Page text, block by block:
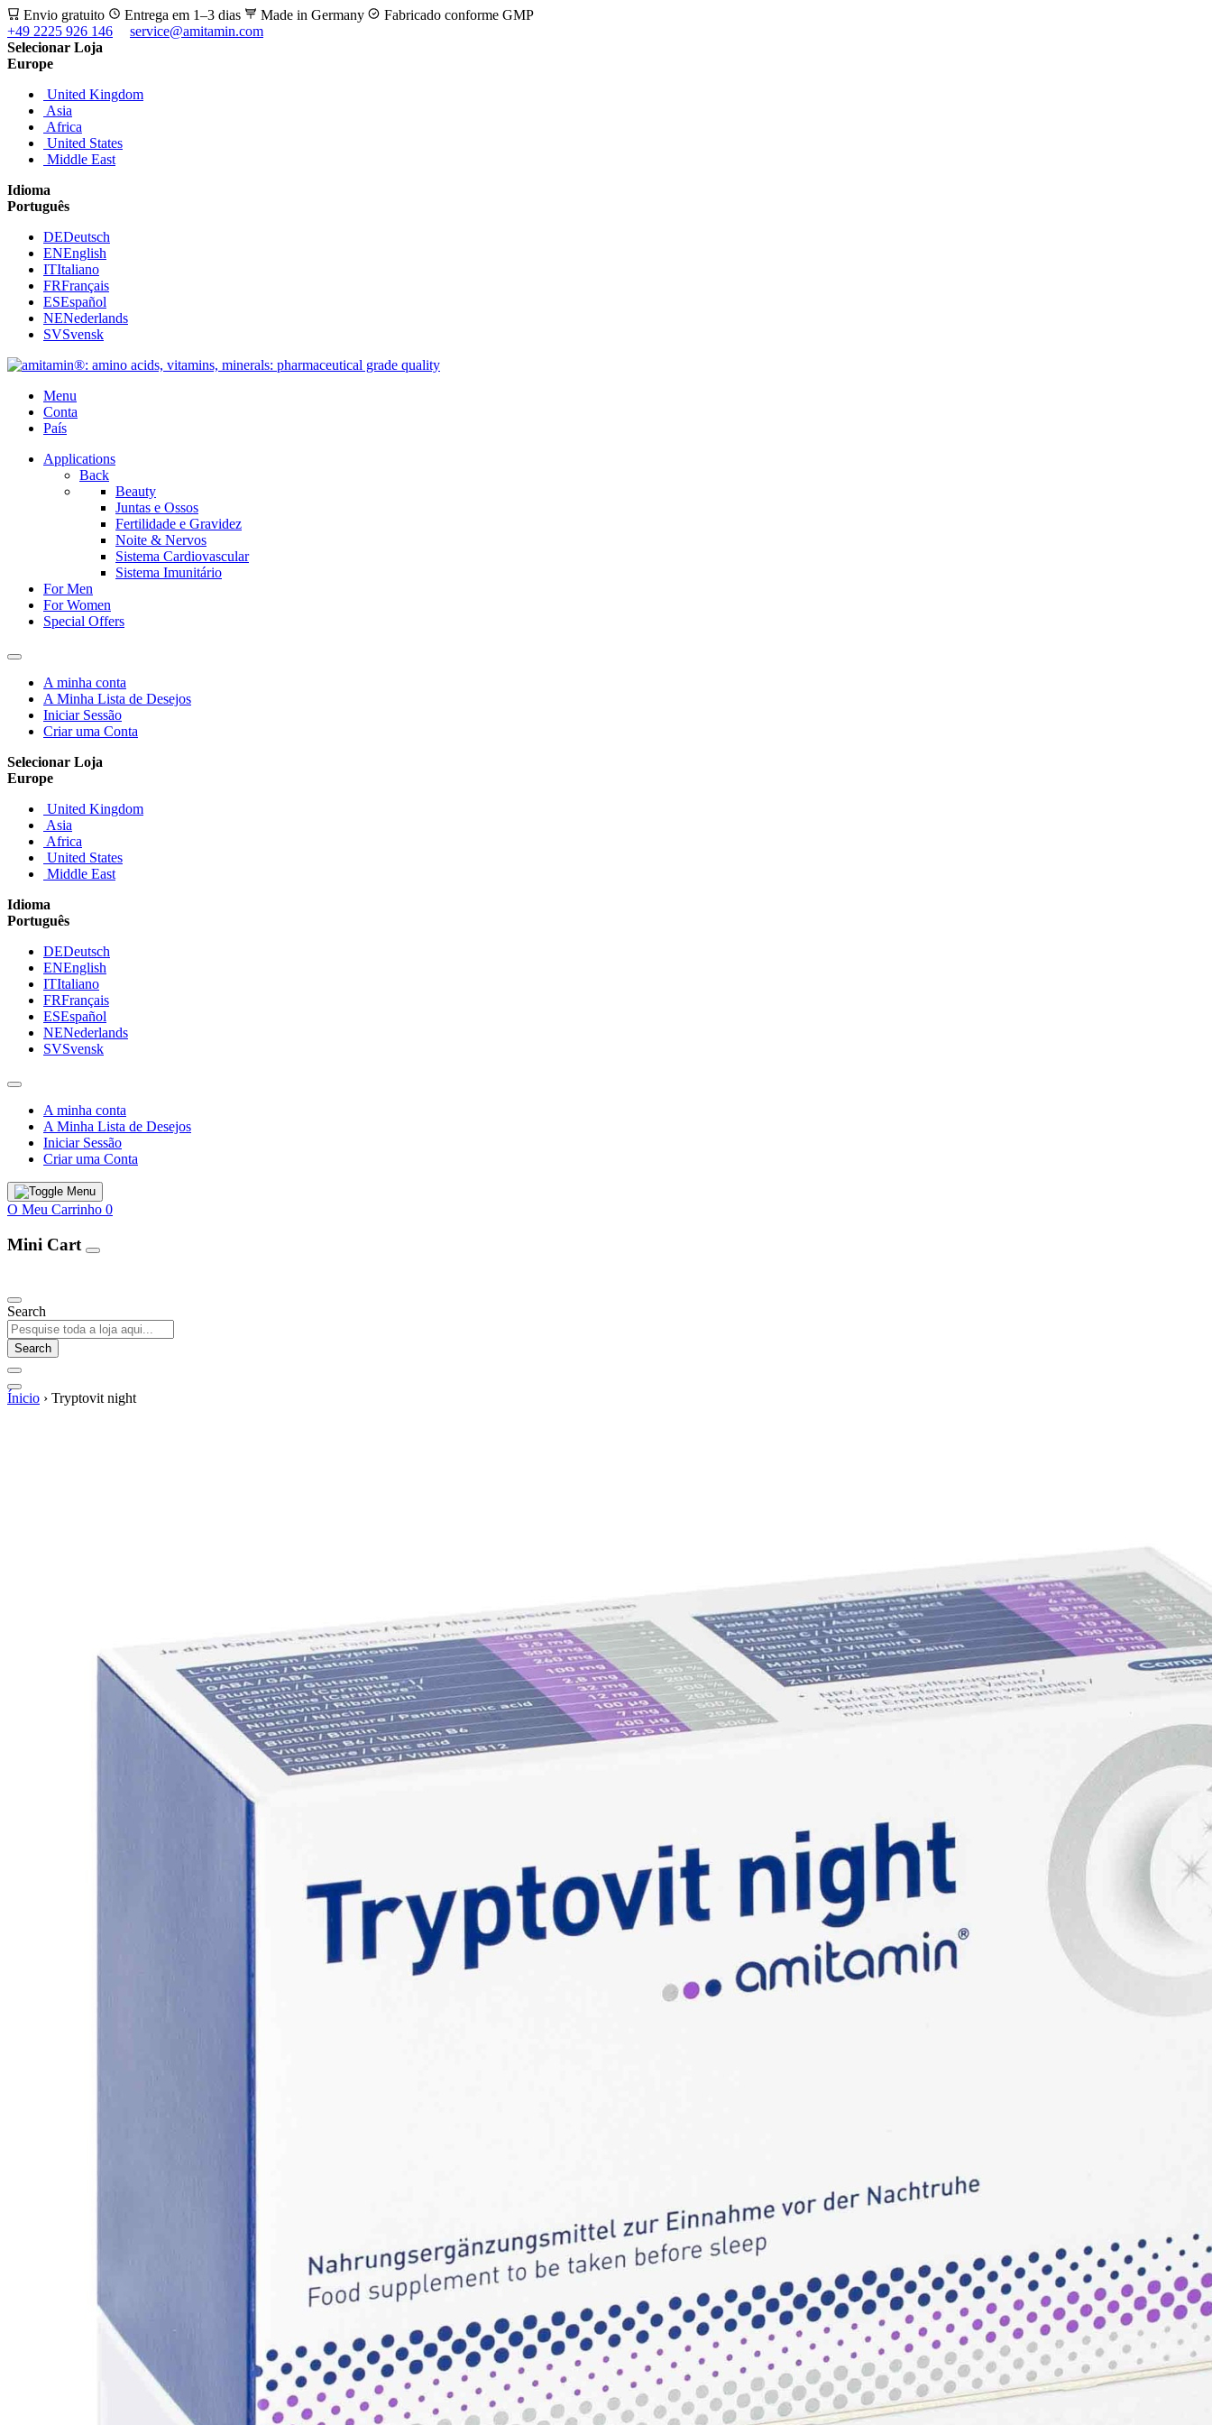
Envio gratuito Entrega em 1–3 dias Made in Germany
Fabricado conforme GMP
+49 2225 926 146
service@amitamin.com
Selecionar Loja
Europe
United Kingdom
Asia
Africa
United States
Middle East
Idioma
Português
DEDeutsch
ENEnglish
ITItaliano
FRFrançais
ESEspañol
NENederlands
SVSvensk
Menu
Conta
País
Applications
Back
Beauty
Juntas e Ossos
Fertilidade e Gravidez
Noite & Nervos
Sistema Cardiovascular
Sistema Imunitário
For Men
For Women
Special Offers
A minha conta
A Minha Lista de Desejos
Iniciar Sessão
Criar uma Conta
Selecionar Loja
Europe
United Kingdom
Asia
Africa
United States
Middle East
Idioma
Português
DEDeutsch
ENEnglish
ITItaliano
FRFrançais
ESEspañol
NENederlands
SVSvensk
A minha conta
A Minha Lista de Desejos
Iniciar Sessão
Criar uma Conta
O Meu Carrinho 0
Mini Cart
Search
Search
Ínicio › Tryptovit night